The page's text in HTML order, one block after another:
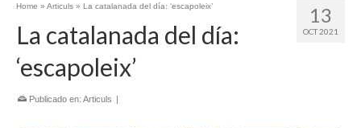
13
OCT 2021
Home » Articuls » La catalanada del día: ‘escapoleix’
La catalanada del día:
‘escapoleix’
Publicado en: Articuls |